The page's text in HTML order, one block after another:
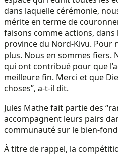
dans laquelle cérémonie,
mérite en terme de
faisons comme actions,
province du Nord-Kivu. Pour
plus. Nous en sommes fiers.
qui ont contribué pour que
meilleure fin. Merci et que
choses”, a-t-il dit.
Jules Mathe fait partie des
accompagnent leurs pairs
communauté sur le bien-
À titre de rappel, la